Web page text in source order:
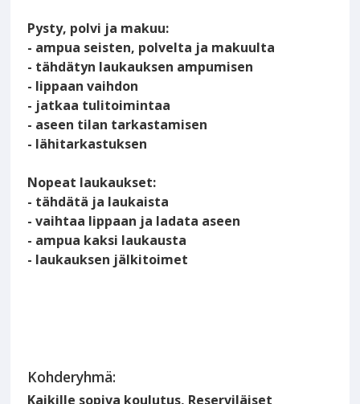
Pysty, polvi ja makuu:
- ampua seisten, polvelta ja makuulta
- tähdätyn laukauksen ampumisen
- lippaan vaihdon
- jatkaa tulitoimintaa
- aseen tilan tarkastamisen
- lähitarkastuksen
Nopeat laukaukset:
- tähdätä ja laukaista
- vaihtaa lippaan ja ladata aseen
- ampua kaksi laukausta
- laukauksen jälkitoimet
Kohderyhmä:
Kaikille sopiva koulutus, Reserviläiset